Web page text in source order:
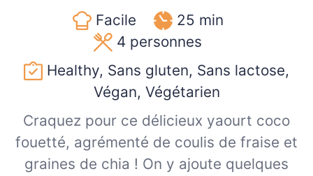
Facile
25 min
4 personnes
Healthy, Sans gluten, Sans lactose,
Végan, Végétarien
Craquez pour ce délicieux yaourt coco
fouetté, agrémenté de coulis de fraise et
graines de chia ! On y ajoute quelques